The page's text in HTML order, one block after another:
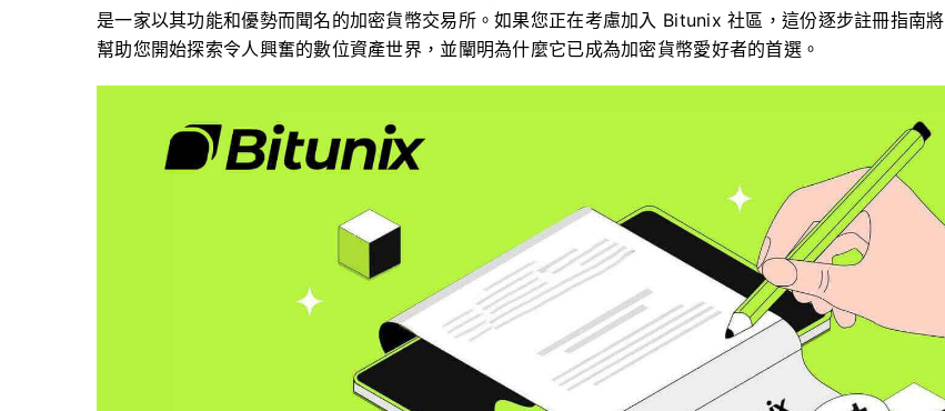
是一家以其功能和優勢而聞名的加密貨幣交易所。如果您正在考慮加入 Bitunix 社區，這份逐步註冊指南將
幫助您開始探索令人興奮的數位資產世界，並闡明為什麼它已成為加密貨幣愛好者的首選。